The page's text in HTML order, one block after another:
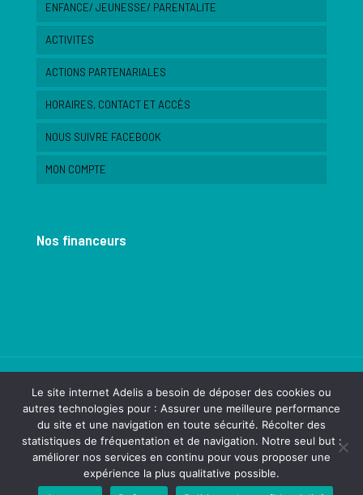
ENFANCE/ JEUNESSE/ PARENTALITE
ACTIVITES
ACTIONS PARTENARIALES
HORAIRES, CONTACT ET ACCÈS
NOUS SUIVRE FACEBOOK
MON COMPTE
Nos financeurs
© 2022 Association Adelis - Saint Siméon de Bressieux.
Réalisation dk&friends
Le site internet Adelis a besoin de déposer des cookies ou
autres technologies pour : Assurer une meilleure performance
du site et une navigation en toute sécurité. Récolter des
statistiques de fréquentation et de navigation. Notre seul but :
améliorer nos services en continu pour vous proposer une
expérience la plus qualitative possible.